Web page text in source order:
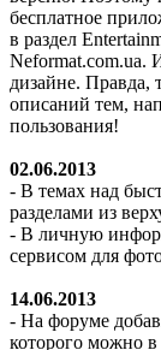
бесплатное
в раздел
Neformat.com.ua.
дизайне. Правда,
описаний тем,
пользования!
02.06.2013
- В темах над
разделами из
- В личную
сервисом для
14.06.2013
- На форуме
которого можно в